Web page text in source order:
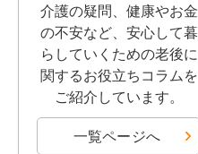
介護の疑問、健康やお金
の不安など、安心して暮
らしていくための老後に
関するお役立ちコラムを
ご紹介しています。
一覧ページへ